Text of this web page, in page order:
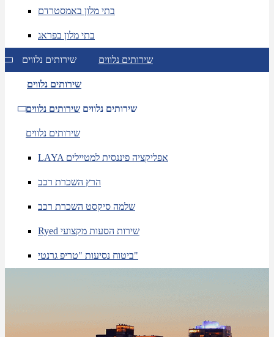
בתי מלון באמסטרדם
בתי מלון בפראג
שירותים נלווים שירותים נלווים
שירותים נלווים
שירותים נלווים שירותים נלווים
שירותים נלווים
LAYA אפליקציה פיננסית למטיילים
הרץ השכרת רכב
שלמה סיקסט השכרת רכב
Ryed שירות הסעות מקצועי
ביטוח נסיעות "טריפ גרנטי"